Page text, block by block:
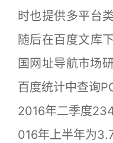
时也提供多平台
随后在百度文库
国网址导航市场
百度统计中查询
2016年二季度
016年上半年为